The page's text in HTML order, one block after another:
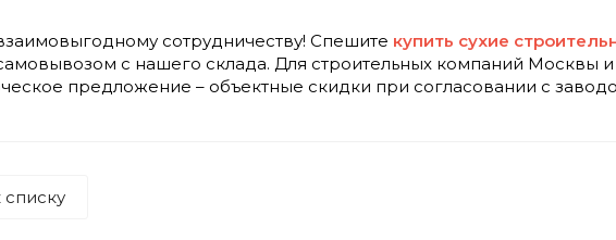
сотрудничеству! Спешите купить сухие
с нашего склада. Для строительных компаний Москвы
предложение – объектные скидки при согласовании с